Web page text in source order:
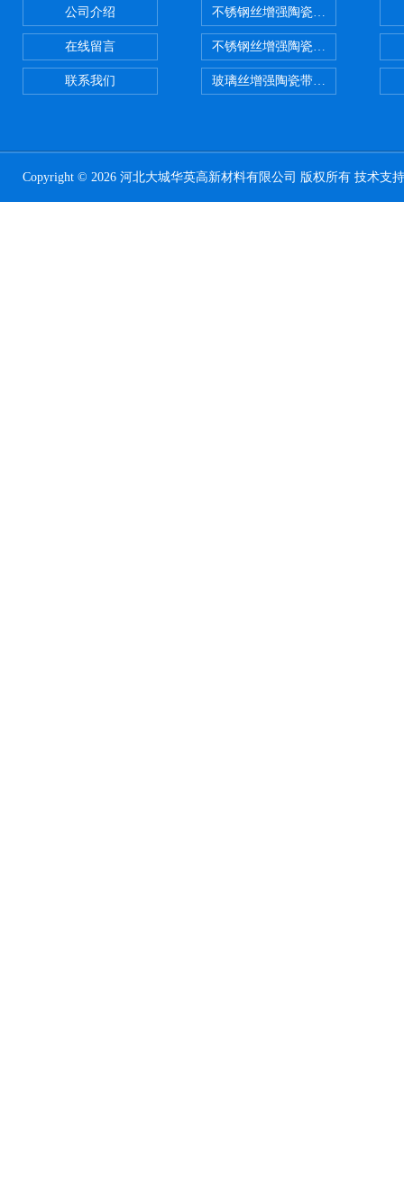
公司介绍
在线留言
联系我们
不锈钢丝增强陶瓷纤维布，陶瓷布
不锈钢丝增强陶瓷纤维布应用范围
玻璃丝增强陶瓷带，硅酸铝纤维
Copyright © 2026 河北大城华英高新材料有限公司 版权所有 技术支